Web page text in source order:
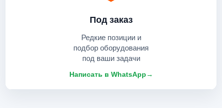
Под заказ
Редкие позиции и
подбор оборудования
под ваши задачи
Написать в WhatsApp→